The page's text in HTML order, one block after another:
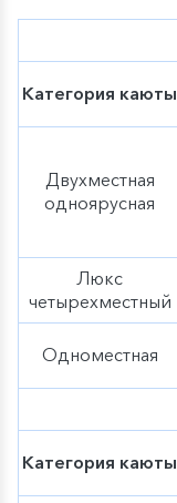
Категория каюты
Двухместная
одноярусная
Люкс
четырехместный
Одноместная
Категория каюты